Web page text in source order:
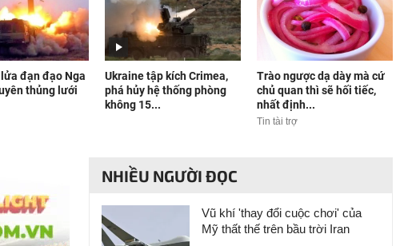
đạn đạo Nga
thủng lưới
Ukraine tập kích Crimea,
phá hủy hệ thống phòng
không 15...
Trào ngược dạ dày mà cứ
chủ quan thì sẽ hối tiếc,
nhất định...
Tin tài trợ
NHIỀU NGƯỜI ĐỌC
Vũ khí 'thay đổi cuộc chơi' của
Mỹ thất thế trên bầu trời Iran